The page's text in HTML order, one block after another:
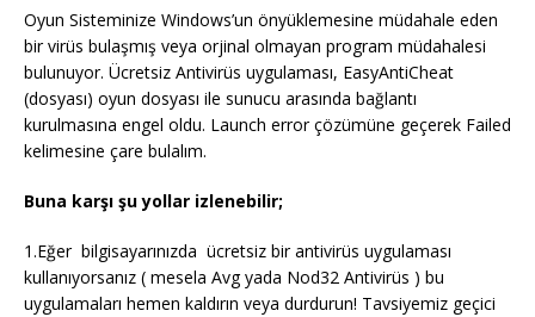
Oyun Sisteminize Windows’un önyüklemesine müdahale eden
bir virüs bulaşmış veya orjinal olmayan program müdahalesi
bulunuyor. Ücretsiz Antivirüs uygulaması, EasyAntiCheat
(dosyası) oyun dosyası ile sunucu arasında bağlantı
kurulmasına engel oldu. Launch error çözümüne geçerek Failed
kelimesine çare bulalım.
Buna karşı şu yollar izlenebilir;
1.Eğer bilgisayarınızda ücretsiz bir antivirüs uygulaması
kullanıyorsanız ( mesela Avg yada Nod32 Antivirüs ) bu
uygulamaları hemen kaldırın veya durdurun! Tavsiyemiz geçici